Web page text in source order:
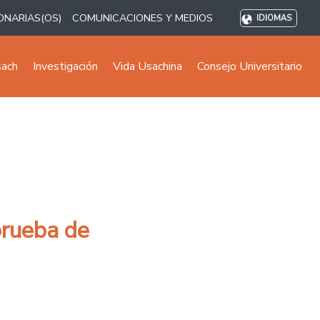
COMUNICACIONES Y MEDIOS IDIOMAS
Investigación Vida Usachina Consejo Universitario
de